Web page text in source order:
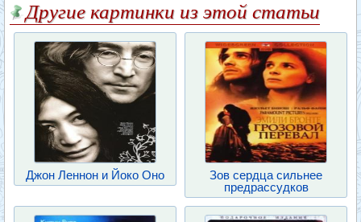
Другие картинки из этой статьи
Джон Леннон и Йоко Оно
Зов сердца сильнее
предрассудков